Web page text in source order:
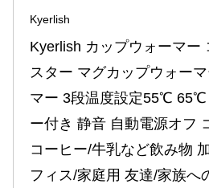
Kyerlish
Kyerlish カップウォーマー
スター マグカップウォー
マー 3段温度設定55℃
ー付き 静音 自動電源オフ
コーヒー/牛乳など飲み物
フィス/家庭用 友達/家族へ